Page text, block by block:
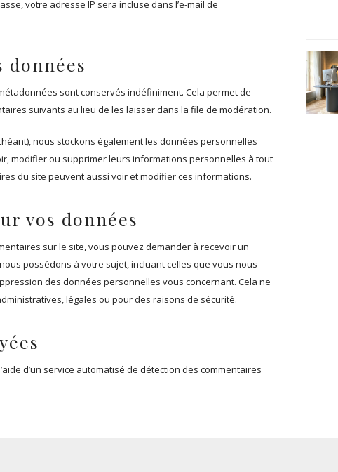
votre adresse IP sera incluse dans l’e-mail de
données
sont conservés indéfiniment. Cela permet de
suivants au lieu de les laisser dans la file de modération.
nous stockons également les données personnelles
modifier ou supprimer leurs informations personnelles à tout
du site peuvent aussi voir et modifier ces informations.
vos données
sur le site, vous pouvez demander à recevoir un
possédons à votre sujet, incluant celles que vous nous
des données personnelles vous concernant. Cela ne
légales ou pour des raisons de sécurité.
d’un service automatisé de détection des commentaires